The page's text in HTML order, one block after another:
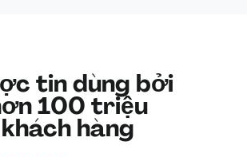
tin dùng bởi
100 triệu
khách hàng